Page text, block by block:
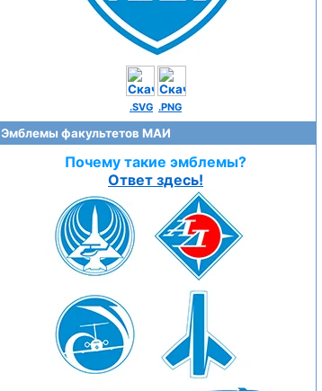
.SVG .PNG
Эмблемы факультетов МАИ
Почему такие эмблемы?
Ответ здесь!